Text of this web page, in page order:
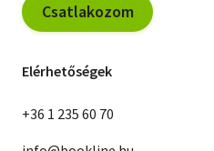
Csatlakozom
Elérhetőségek
+36 1 235 60 70